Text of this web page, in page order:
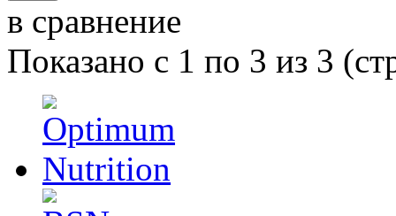
в сравнение
Показано с 1 по 3 из 3